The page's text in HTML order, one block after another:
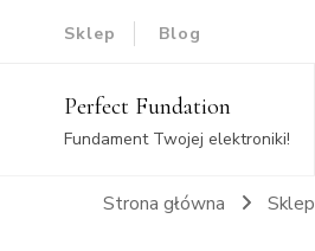
Sklep Blog
Perfect Fundation
Fundament Twojej elektroniki!
Strona główna Sklep